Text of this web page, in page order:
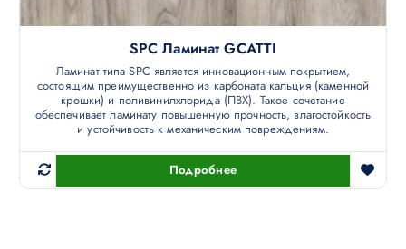
SPC Ламинат GCATTI
Ламинат типа SPC является инновационным покрытием,
состоящим преимущественно из карбоната кальция (каменной
крошки) и поливинилхлорида (ПВХ). Такое сочетание
обеспечивает ламинату повышенную прочность, влагостойкость
и устойчивость к механическим повреждениям.
Подробнее